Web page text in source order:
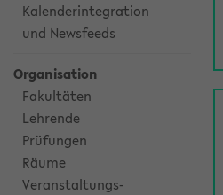
Kalenderintegration
und Newsfeeds
Organisation
Fakultäten
Lehrende
Prüfungen
Räume
Veranstaltungs-